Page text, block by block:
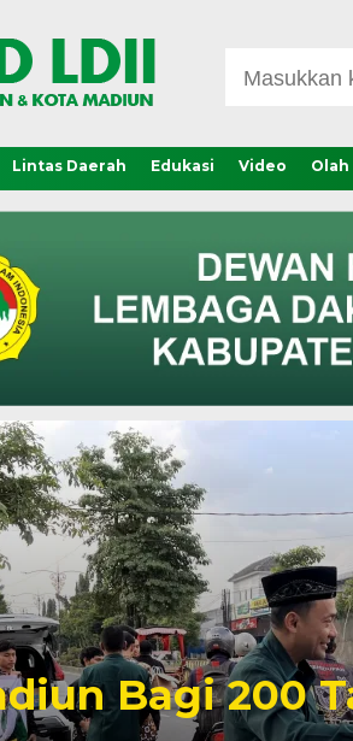
Lintas Daerah Edukasi Video Olah
1 Ramadan
dan Kota